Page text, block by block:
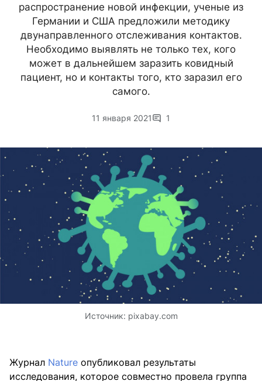
распространение новой инфекции, ученые из
Германии и США предложили методику
двунаправленного отслеживания контактов.
Необходимо выявлять не только тех, кого
может в дальнейшем заразить ковидный
пациент, но и контакты того, кто заразил его
самого.
11 января 2021 1
Источник: pixabay.com
Журнал Nature опубликовал результаты
исследования, которое совместно провела группа